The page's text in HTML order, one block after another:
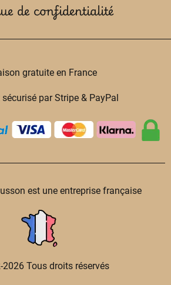
de confidentialité
gratuite en France
par Stripe & PayPal
est une entreprise française
Tous droits réservés